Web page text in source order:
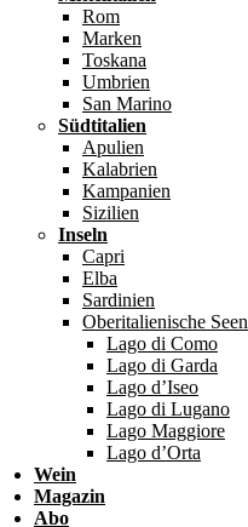
Rom
Marken
Toskana
Umbrien
San Marino
Südtitalien
Apulien
Kalabrien
Kampanien
Sizilien
Inseln
Capri
Elba
Sardinien
Oberitalienische Seen
Lago di Como
Lago di Garda
Lago d’Iseo
Lago di Lugano
Lago Maggiore
Lago d’Orta
Wein
Magazin
Abo